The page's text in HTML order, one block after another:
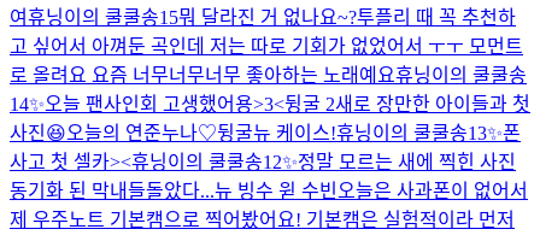
여휴닝이의 쿨쿨송15뭐 달라진 거 없나요~?투플리 때 꼭 추천하
고 싶어서 아껴둔 곡인데 저는 따로 기회가 없었어서 ㅜㅜ 모먼트
로 올려요 요즘 너무너무너무 좋아하는 노래예요휴닝이의 쿨쿨송
14✨오늘 팬사인회 고생했어용>3<뒹굴 2새로 장만한 아이들과 첫
사진😆오늘의 연준누나♡뒹굴뉴 케이스!휴닝이의 쿨쿨송13✨폰
사고 첫 셀카><휴닝이의 쿨쿨송12✨정말 모르는 새에 찍힌 사진
동기화 된 막내들돌았다...뉴 빙수 윋 수빈 오늘은 사과폰이 없어서
제 우주노트 기본캠으로 찍어봤어요! 기본캠은 실험적이라 먼저